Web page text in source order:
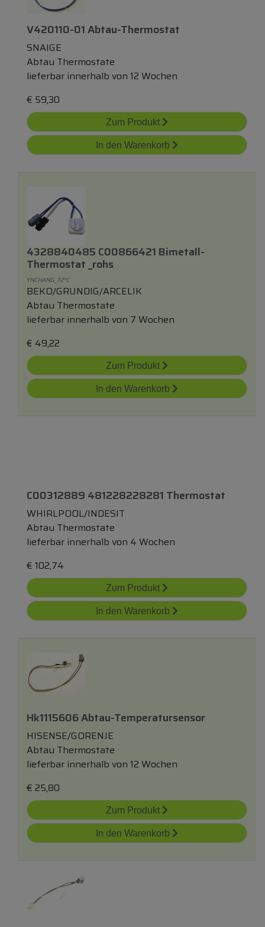
V420110-01 Abtau-Thermostat
SNAIGE
Abtau Thermostate
lieferbar innerhalb von 12 Wochen
€ 59,30
Zum Produkt
In den Warenkorb
4328840485 C00866421 Bimetall-
Thermostat _rohs
YNCHANG_72°C
BEKO/GRUNDIG/ARCELIK
Abtau Thermostate
lieferbar innerhalb von 7 Wochen
€ 49,22
Zum Produkt
In den Warenkorb
C00312889 481228228281 Thermostat
WHIRLPOOL/INDESIT
Abtau Thermostate
lieferbar innerhalb von 4 Wochen
€ 102,74
Zum Produkt
In den Warenkorb
Hk1115606 Abtau-Temperatursensor
HISENSE/GORENJE
Abtau Thermostate
lieferbar innerhalb von 12 Wochen
€ 25,80
Zum Produkt
In den Warenkorb